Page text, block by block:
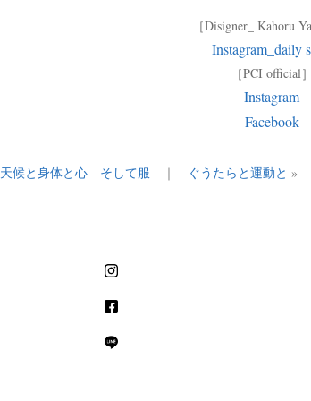
［Disigner_ Kahoru
Instagram_daily
［PCI official］
Instagram
Facebook
天候と身体と心 そして服 ｜ ぐうたらと運動と »